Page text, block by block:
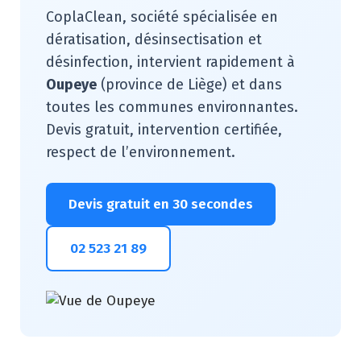
CoplaClean, société spécialisée en
dératisation, désinsectisation et
désinfection, intervient rapidement à
Oupeye (province de Liège) et dans
toutes les communes environnantes.
Devis gratuit, intervention certifiée,
respect de l’environnement.
Devis gratuit en 30 secondes
02 523 21 89